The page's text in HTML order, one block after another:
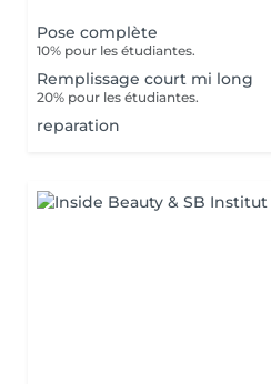
Pose complète
10% pour les étudiantes.
Remplissage court mi long
20% pour les étudiantes.
reparation